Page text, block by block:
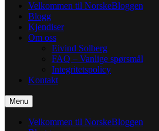
Velkommen til NorskeBloggen
Blogg
Kjendiser
Om oss
Eivind Solberg
FAQ – Vanlige spørsmål
Integritetspolicy
Kontakt
Menu
Velkommen til NorskeBloggen